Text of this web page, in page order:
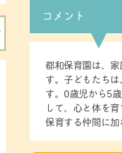
コメント
都和保育園は、
す。子どもたち
す。0歳児から5
して、心と体を
保育する仲間に